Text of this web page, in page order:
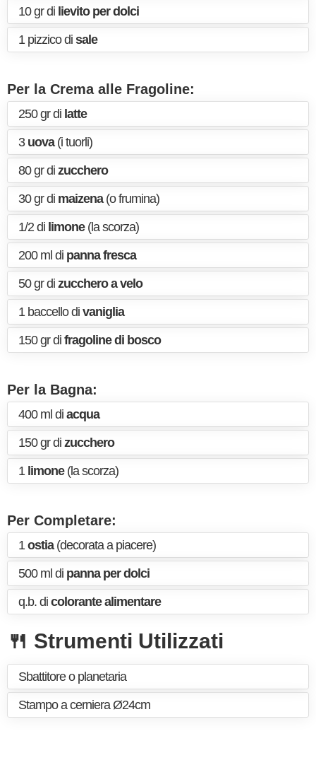
10 gr di lievito per dolci
1 pizzico di sale
Per la Crema alle Fragoline:
250 gr di latte
3 uova(i tuorli)
80 gr di zucchero
30 gr di maizena(o frumina)
1/2 di limone(la scorza)
200 ml di panna fresca
50 gr di zucchero a velo
1 baccello di vaniglia
150 gr di fragoline di bosco
Per la Bagna:
400 ml di acqua
150 gr di zucchero
1 limone(la scorza)
Per Completare:
1ostia(decorata a piacere)
500 ml di panna per dolci
q.b. di colorante alimentare
🍴 Strumenti Utilizzati
Sbattitore o planetaria
Stampo a cerniera Ø24cm